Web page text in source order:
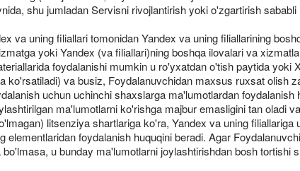
shu jumladan Servisni rivojlantirish yoki o'zgartirish
va uning filiallari tomonidan Yandex va uning filiallarining
yoki Yandex (va filiallari)ning boshqa ilovalari va
foydalanishi mumkin u ro'yxatdan o'tish paytida
ko'rsatiladi) va busiz, Foydalanuvchidan maxsus ruxsat olish
uchun uchinchi shaxslarga ma'lumotlardan
ma'lumotlarni ko'rishga majbur emasligini tan oladi
litsenziya shartlariga ko'ra, Yandex va uning
elementlaridan foydalanish huquqini beradi. Agar
u bunday ma'lumotlarni joylashtirishdan bosh tortishi